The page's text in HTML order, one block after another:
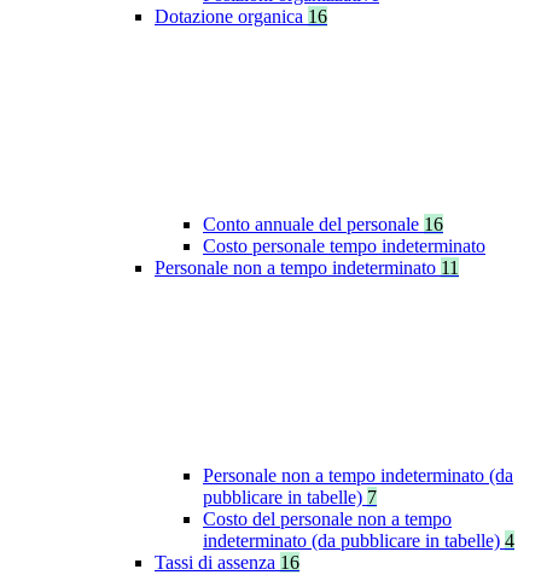
Dotazione organica 16
Conto annuale del personale 16
Costo personale tempo indeterminato
Personale non a tempo indeterminato 11
Personale non a tempo indeterminato (da
pubblicare in tabelle) 7
Costo del personale non a tempo
indeterminato (da pubblicare in tabelle) 4
Tassi di assenza 16